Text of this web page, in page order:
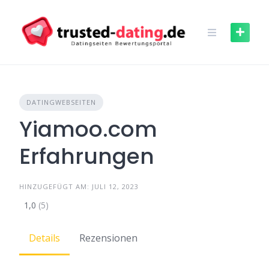
content
DATINGWEBSEITEN
Yiamoo.com
Erfahrungen
HINZUGEFÜGT AM: JULI 12, 2023
1,0 (5)
Details Rezensionen